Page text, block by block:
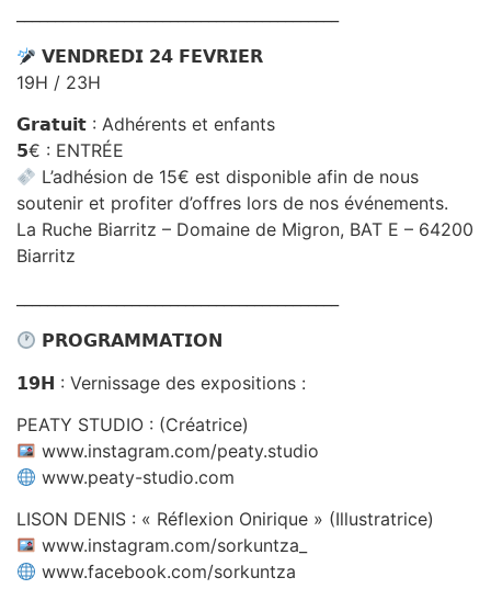
𝗩𝗘𝗡𝗗𝗥𝗘𝗗𝗜 𝟮𝟰 𝗙𝗘𝗩𝗥𝗜𝗘𝗥
19H / 23H
𝗚𝗿𝗮𝘁𝘂𝗶𝘁 : Adhérents et enfants
𝟱€ : ENTRÉE
L’adhésion de 15€ est disponible afin de nous
soutenir et profiter d’offres lors de nos événements.
La Ruche Biarritz – Domaine de Migron, BAT E – 64200
Biarritz
𝗣𝗥𝗢𝗚𝗥𝗔𝗠𝗠𝗔𝗧𝗜𝗢𝗡
𝟭𝟵𝗛 : Vernissage des expositions :
PEATY STUDIO : (Créatrice)
www.instagram.com/peaty.studio
www.peaty-studio.com
LISON DENIS : « Réflexion Onirique » (Illustratrice)
www.instagram.com/sorkuntza_
www.facebook.com/sorkuntza